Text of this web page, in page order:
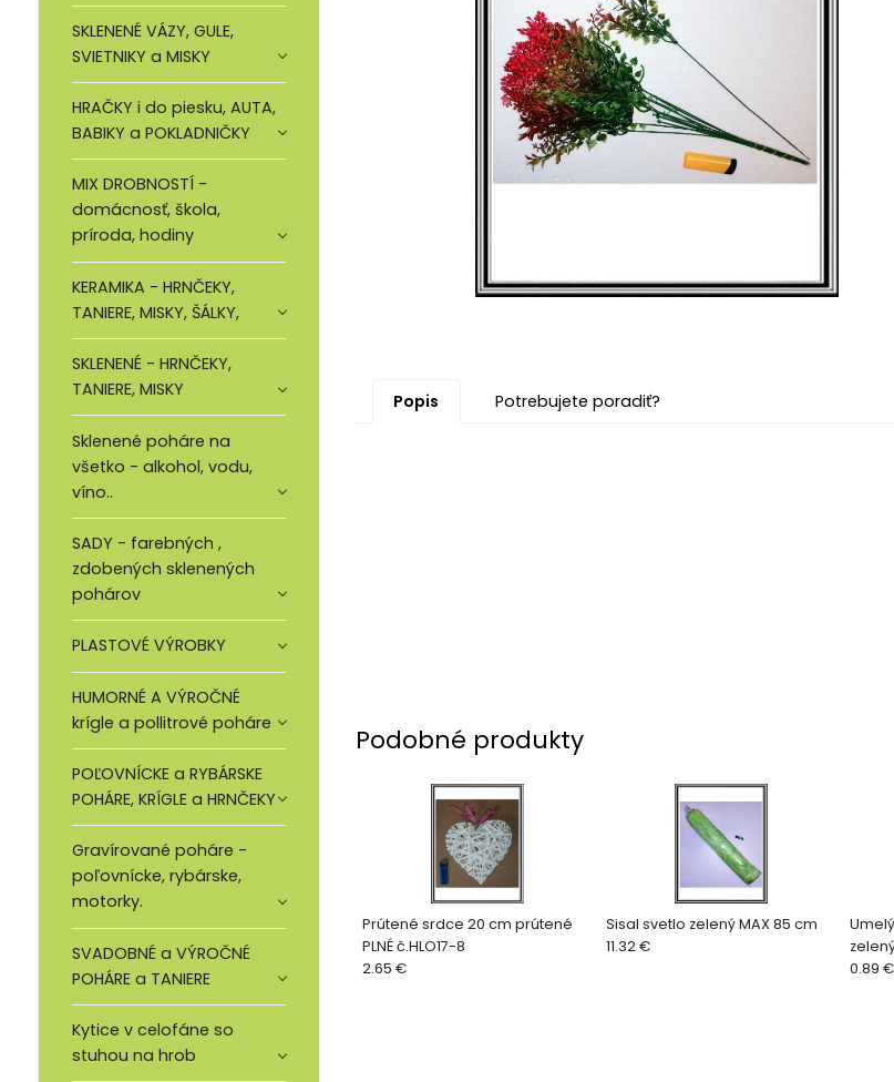
SKLENENÉ VÁZY, GULE,
SVIETNIKY a MISKY
HRAČKY i do piesku, AUTA,
BABIKY a POKLADNIČKY
MIX DROBNOSTÍ -
domácnosť, škola,
príroda, hodiny
KERAMIKA - HRNČEKY,
TANIERE, MISKY, ŠÁLKY,
SKLENENÉ - HRNČEKY,
TANIERE, MISKY
Sklenené poháre na
všetko - alkohol, vodu,
víno..
SADY - farebných ,
zdobených sklenených
pohárov
PLASTOVÉ VÝROBKY
HUMORNÉ A VÝROČNÉ
krígle a pollitrové poháre
POĽOVNÍCKE a RYBÁRSKE
POHÁRE, KRÍGLE a HRNČEKY
Gravírované poháre -
poľovnícke, rybárske,
motorky.
SVADOBNÉ a VÝROČNÉ
POHÁRE a TANIERE
Kytice v celofáne so
stuhou na hrob
Popis Potrebujete poradiť?
Podobné produkty
Prútené srdce 20 cm prútené
PLNÉ č.HLO17-8
2.65 €
Sisal svetlo zelený MAX 85 cm
11.32 €
0.89 €